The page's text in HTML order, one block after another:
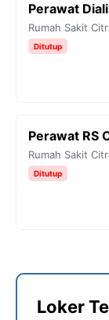
Perawat
Rumah Sakit
Ditutup
Perawat RS
Rumah Sakit
Ditutup
Loker